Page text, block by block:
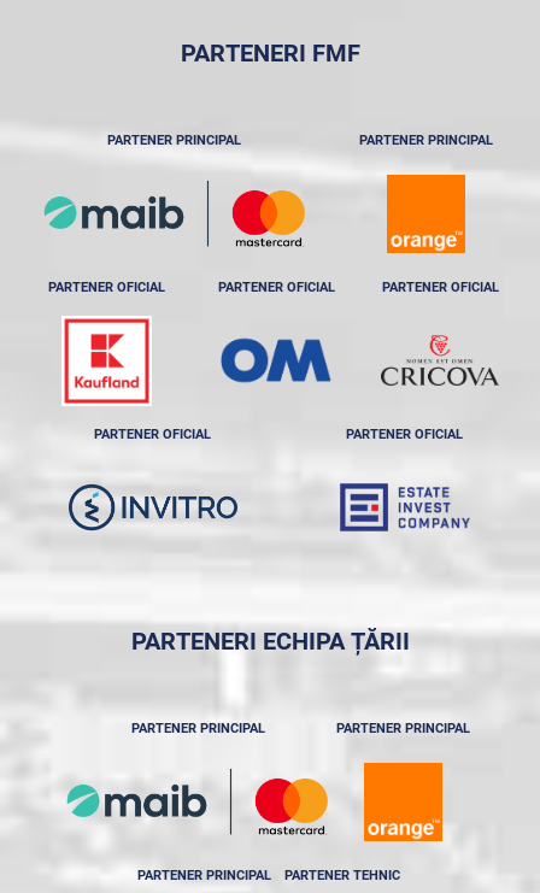
PARTENERI FMF
PARTENER PRINCIPAL PARTENER PRINCIPAL
PARTENER OFICIAL PARTENER OFICIAL PARTENER OFICIAL
PARTENER OFICIAL PARTENER OFICIAL
PARTENERI ECHIPA ȚĂRII
PARTENER PRINCIPAL PARTENER PRINCIPAL
PARTENER PRINCIPAL PARTENER TEHNIC